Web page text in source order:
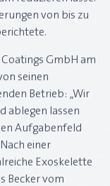
von bis zu
GmbH am
seinen
Betrieb: „Wir
ablegen lassen
Aufgabenfeld
einer
Exoskelette
Becker vom